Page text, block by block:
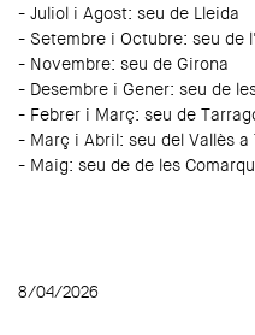
- Juliol i Agost: seu de Lleida
- Setembre i Octubre: seu de
- Novembre: seu de Girona
- Desembre i Gener: seu de
- Febrer i Març: seu de
- Març i Abril: seu del Vallès a
- Maig: seu de de les
8/04/2026